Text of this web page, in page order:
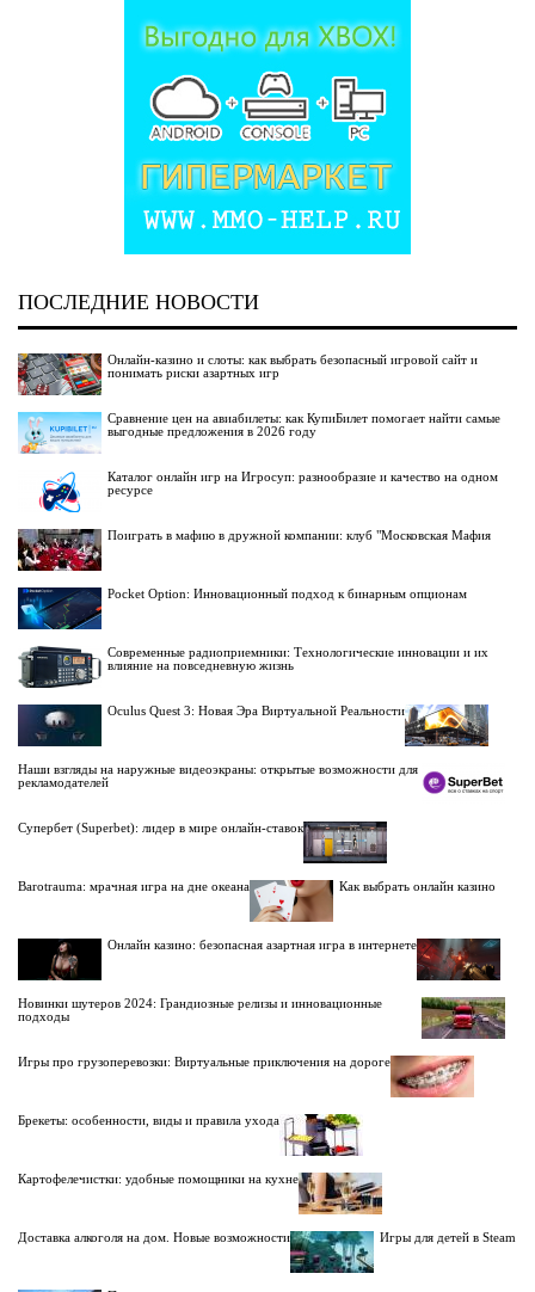
ПОСЛЕДНИЕ НОВОСТИ
Онлайн-казино и слоты: как выбрать безопасный игровой сайт и
понимать риски азартных игр
Сравнение цен на авиабилеты: как КупиБилет помогает найти самые
выгодные предложения в 2026 году
Каталог онлайн игр на Игросуп: разнообразие и качество на одном
ресурсе
Поиграть в мафию в дружной компании: клуб "Московская Мафия
Pocket Option: Инновационный подход к бинарным опционам
Современные радиоприемники: Технологические инновации и их
влияние на повседневную жизнь
Oculus Quest 3: Новая Эра Виртуальной Реальности
Наши взгляды на наружные видеоэкраны: открытые возможности для
рекламодателей
Супербет (Superbet): лидер в мире онлайн-ставок
Barotrauma: мрачная игра на дне океана Как выбрать онлайн казино
Онлайн казино: безопасная азартная игра в интернете
Новинки шутеров 2024: Грандиозные релизы и инновационные
подходы
Игры про грузоперевозки: Виртуальные приключения на дороге
Брекеты: особенности, виды и правила ухода
Картофелечистки: удобные помощники на кухне
Доставка алкоголя на дом. Новые возможности Игры для детей в Steam